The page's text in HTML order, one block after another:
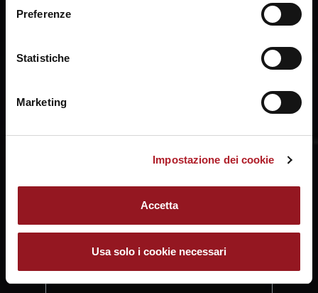
prendere visione della
Preferenze
Statistiche
Marketing
Impostazione dei cookie
Accetta
Usa solo i cookie necessari